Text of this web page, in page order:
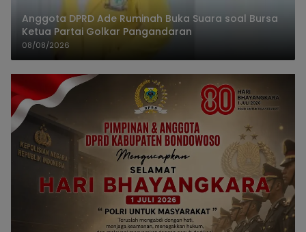
Anggota DPRD Ade Ruminah Buka Suara soal Bursa
Ketua Partai Golkar Pangandaran
08/08/2026